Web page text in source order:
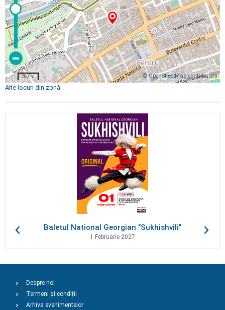
© OpenStreetMapcontributors
200 m
Alte locuri din zonă
Baletul National Georgian "Sukhishvili"
1 Februarie 2027
Despre noi
Termeni și condiții
Arhiva evenimentelor